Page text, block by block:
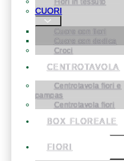
Fiori in tessuto
CUORI
Cuore con fiori
Cuore con dedica
Croci
CENTROTAVOLA
Centrotavola fiori e
pampas
Centrotavola fiori
BOX FLOREALE
FIORI